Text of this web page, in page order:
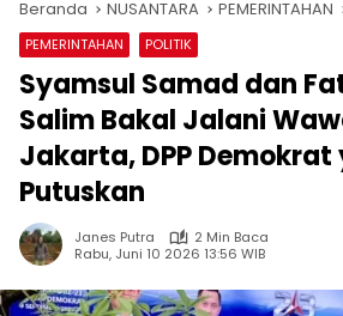
Beranda NUSANTARA PEMERINTAHAN
PEMERINTAHAN POLITIK
Syamsul Samad dan
Salim Bakal Jalani
Jakarta, DPP Demokrat
Putuskan
Janes Putra
2 Min Baca
Rabu, Juni 10 2026 13:56 WIB